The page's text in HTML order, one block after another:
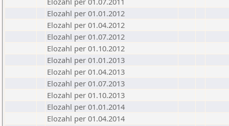
Elozahl per 01.01.2012
Elozahl per 01.04.2012
Elozahl per 01.07.2012
Elozahl per 01.10.2012
Elozahl per 01.01.2013
Elozahl per 01.04.2013
Elozahl per 01.07.2013
Elozahl per 01.10.2013
Elozahl per 01.01.2014
Elozahl per 01.04.2014